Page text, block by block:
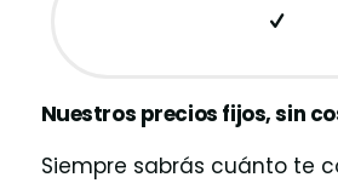
Nuestros precios fijos, sin
Siempre sabrás cuánto te